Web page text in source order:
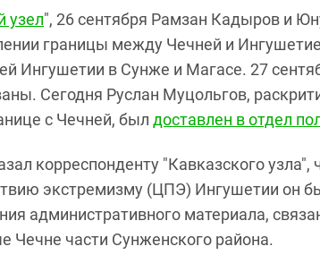
узел", 26 сентября Рамзан Кадыров и
границы между Чечней и
Ингушетии в Сунже и Магасе. 27
Сегодня Руслан Муцольгов,
с Чечней, был доставлен в отдел
корреспонденту "Кавказского узла",
экстремизму (ЦПЭ) Ингушетии он
административного материала,
Чечне части Сунженского района.